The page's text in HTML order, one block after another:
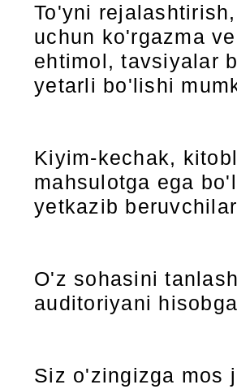
To'yni
uchun ko'rgazma
ehtimol, tavsiyalar
yetarli bo'lishi
Kiyim-kechak,
mahsulotga ega
yetkazib
O'z sohasini
auditoriyani
Siz o'zingizga mos